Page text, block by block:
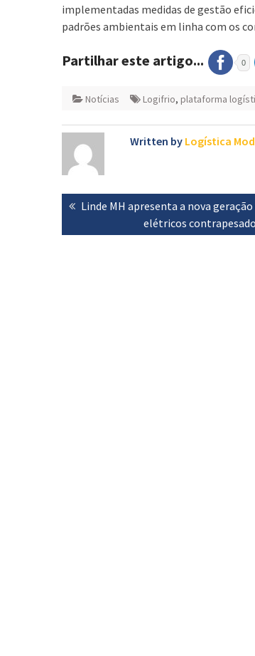
implementadas medidas de gestão
padrões ambientais em linha com os
Partilhar este artigo... 0
Notícias Logifrio, plataforma
Written by Logística
Navegação
de
artigos
Previous
Linde MH apresenta a nova
elétricos